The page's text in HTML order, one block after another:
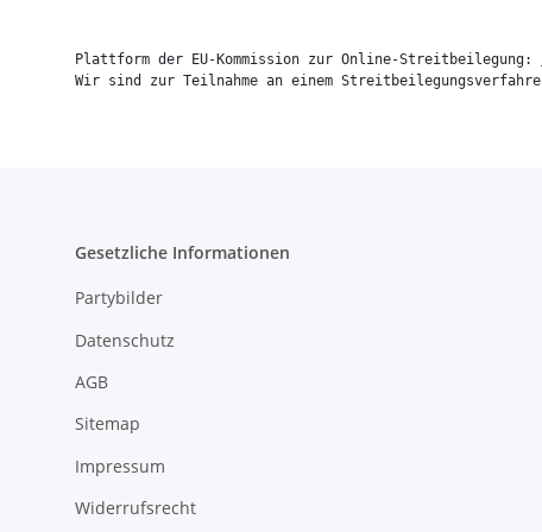
Plattform der EU-Kommission zur Online-Streitbeilegung:
Gesetzliche Informationen
Partybilder
Datenschutz
AGB
Sitemap
Impressum
Widerrufsrecht